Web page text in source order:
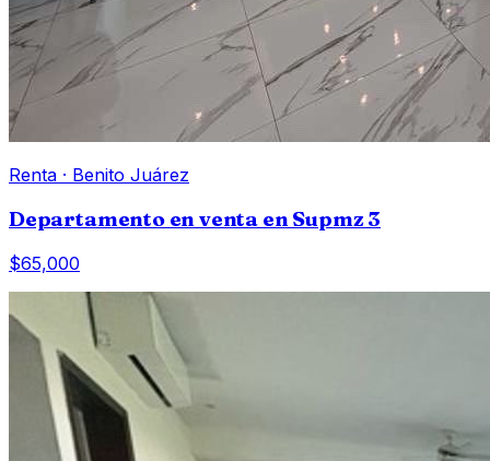
Renta · Benito Juárez
Departamento en venta en Supmz 3
$65,000